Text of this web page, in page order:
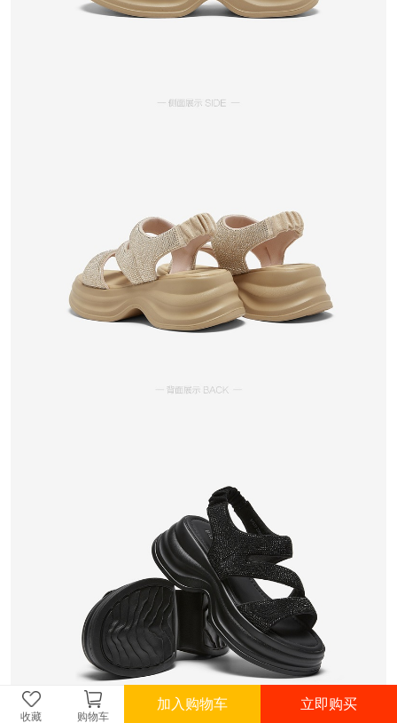
收藏 购物车
加入购物车 立即购买